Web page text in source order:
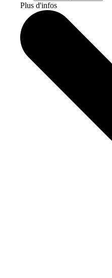
Plus d'infos